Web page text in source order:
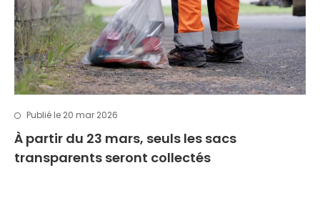
Publié le 20 mar 2026
À partir du 23 mars, seuls les sacs
transparents seront collectés